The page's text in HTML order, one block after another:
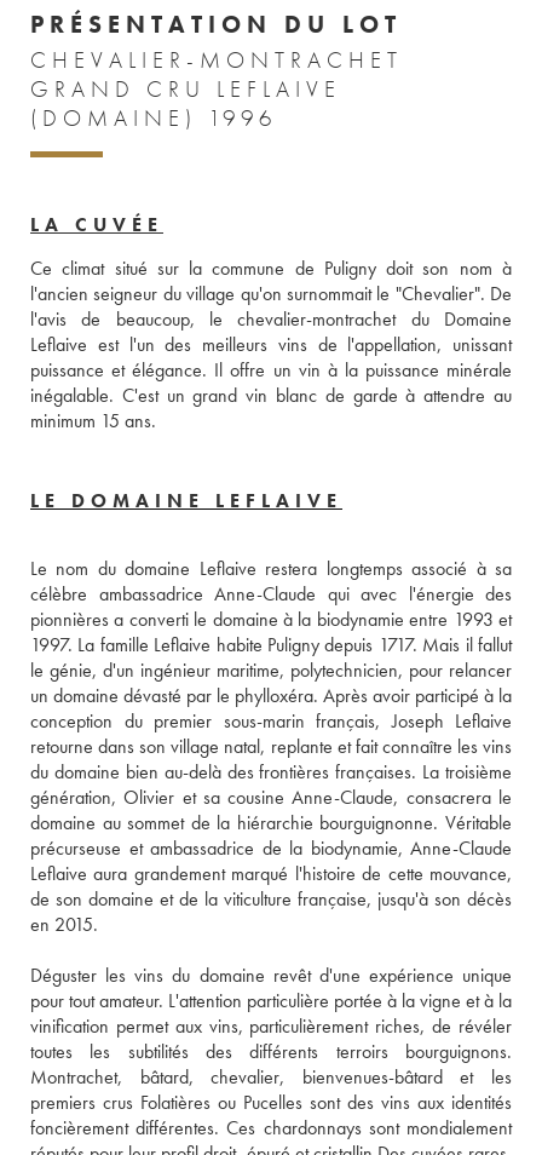
PRÉSENTATION DU LOT
CHEVALIER-MONTRACHET
GRAND CRU LEFLAIVE
(DOMAINE) 1996
LA CUVÉE
Ce climat situé sur la commune de Puligny doit son nom à
l'ancien seigneur du village qu'on surnommait le "Chevalier". De
l'avis de beaucoup, le chevalier-montrachet du Domaine
Leflaive est l'un des meilleurs vins de l'appellation, unissant
puissance et élégance. Il offre un vin à la puissance minérale
inégalable. C'est un grand vin blanc de garde à attendre au
minimum 15 ans.
LE DOMAINE LEFLAIVE
Le nom du domaine Leflaive restera longtemps associé à sa
célèbre ambassadrice Anne-Claude qui avec l'énergie des
pionnières a converti le domaine à la biodynamie entre 1993 et
1997. La famille Leflaive habite Puligny depuis 1717. Mais il fallut
le génie, d'un ingénieur maritime, polytechnicien, pour relancer
un domaine dévasté par le phylloxéra. Après avoir participé à la
conception du premier sous-marin français, Joseph Leflaive
retourne dans son village natal, replante et fait connaître les vins
du domaine bien au-delà des frontières françaises. La troisième
génération, Olivier et sa cousine Anne-Claude, consacrera le
domaine au sommet de la hiérarchie bourguignonne. Véritable
précurseuse et ambassadrice de la biodynamie, Anne-Claude
Leflaive aura grandement marqué l'histoire de cette mouvance,
de son domaine et de la viticulture française, jusqu'à son décès
en 2015.
Déguster les vins du domaine revêt d'une expérience unique
pour tout amateur. L'attention particulière portée à la vigne et à la
vinification permet aux vins, particulièrement riches, de révéler
toutes les subtilités des différents terroirs bourguignons.
Montrachet, bâtard, chevalier, bienvenues-bâtard et les
premiers crus Folatières ou Pucelles sont des vins aux identités
foncièrement différentes. Ces chardonnays sont mondialement